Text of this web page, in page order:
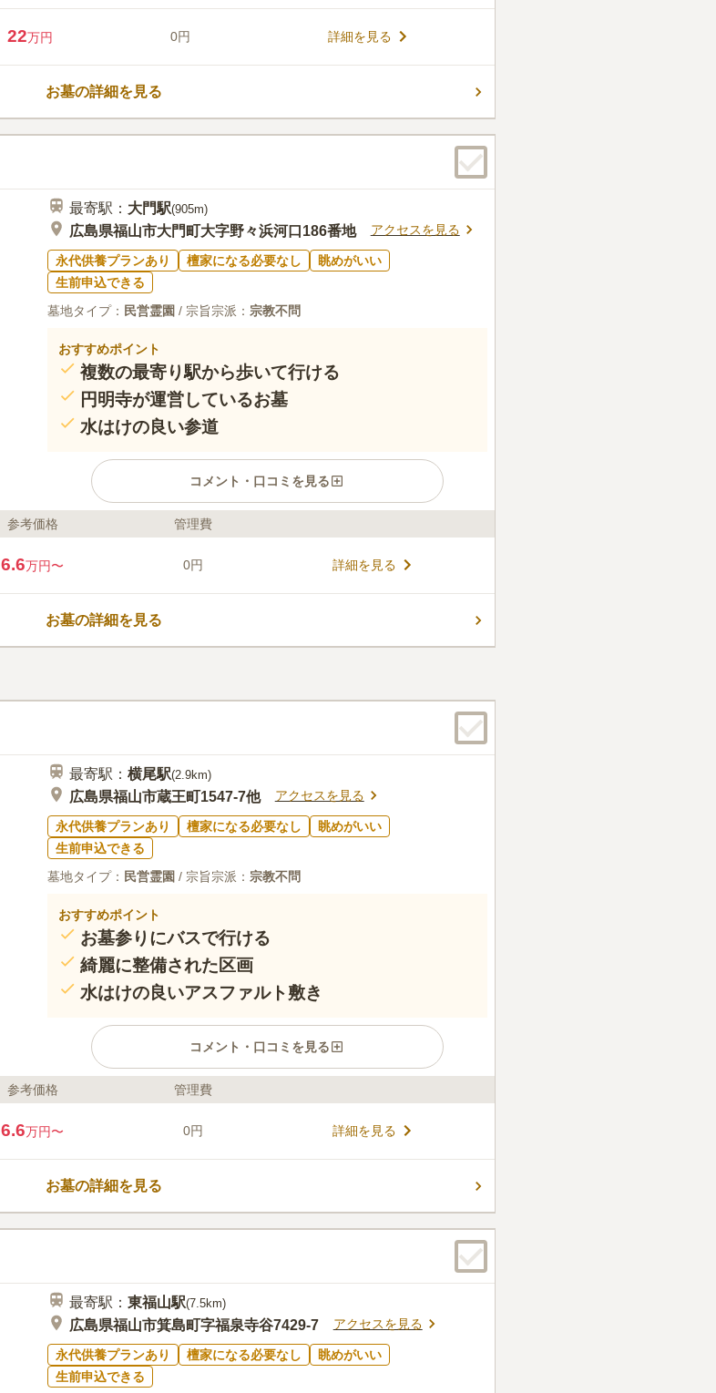
た。一般墓所をはじめ、永代供養墓や樹木葬、ペットちゃんのお骨
の永代合祀墓まで、多様な供養のかたちをご用意しています。
JR「神辺駅」から徒歩圏内、山陽自動車道「福山東インター」から
車で約12分とアクセスも良好。園内は日当たりが良く、バリアフリ
ー設計でどなたでも安心してお参りいただけます。宗旨宗派を問わ
コメントの続きを読む
口コミ評価
この霊園はまだ誰からも評価されていません。
22万円 0円 詳細を見る
お墓の詳細を見る
最寄駅： 大門駅(905m)
広島県福山市大門町大字野々浜河口186番地 アクセスを見る
永代供養プランあり 檀家になる必要なし
眺めがいい
生前申込できる
墓地タイプ： 民営霊園 / 宗旨宗派： 宗教不問
おすすめポイント
複数の最寄り駅から歩いて行ける
円明寺が運営しているお墓
水はけの良い参道
コメント・口コミを見る
ライフドット編集部のコメント
す。 墓園の周囲には赤や青ののぼりが立てられ、場所に迷うこ
とがありません。 1905年に開園され、100年以上もの間、住民
に親しまれてきました。 お墓は日当たりの良い南向きに建てら
れ、お墓の向きを重視される方にとっておすすめです。 駐車場
が2つ用意されているので、混雑時も駐車場を探さずに済み、ス
参考価格 管理費
6.6万円〜 0円 詳細を見る
お墓の詳細を見る
最寄駅： 横尾駅(2.9km)
広島県福山市蔵王町1547-7他 アクセスを見る
永代供養プランあり 檀家になる必要なし
眺めがいい
生前申込できる
墓地タイプ： 民営霊園 / 宗旨宗派： 宗教不問
おすすめポイント
お墓参りにバスで行ける
綺麗に整備された区画
水はけの良いアスファルト敷き
コメント・口コミを見る
ライフドット編集部のコメント
建墓や申し込みができます。 もちろん、民営霊苑なので、檀家
などの縛りもありません。 駐車場は墓域から近く、足元が心配
な方にも安心の設計になっています。 周辺には、スキー場やゴ
ルフ場などのレジャー施設があり、休日の予定にお参りを組み
込むこともできます。 また、日ごろの疲れを癒してくれる「ま
参考価格 管理費
6.6万円〜 0円 詳細を見る
お墓の詳細を見る
最寄駅： 東福山駅(7.5km)
広島県福山市箕島町字福泉寺谷7429-7 アクセスを見る
永代供養プランあり 檀家になる必要なし
眺めがいい
生前申込できる